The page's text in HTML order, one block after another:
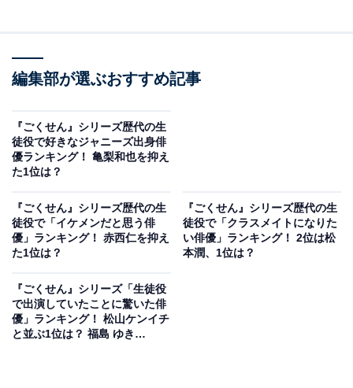
A post shared by 高橋文哉 (@fumiya_0_3_1_2)
2019年放送の『仮面ライダーゼロワン』（テレビ朝日
し、注目を集め続ける俳優の高橋文哉さん。2023年7月7
日から公開の映画『交換ウソ日記』では主演を務め、フ
ァン層の拡大にも期待が寄せられています。
編集部が選ぶおすすめ記事
『ごくせん』シリーズ歴代の生
徒役で好きなジャニーズ出身俳
優ランキング！ 亀梨和也を抑え
た1位は？
『ごくせん』シリーズ歴代の生
徒役で「イケメンだと思う俳
優」ランキング！ 赤西仁を抑え
た1位は？
『ごくせん』シリーズ歴代の生
徒役で「クラスメイトになりた
い俳優」ランキング！ 2位は松
本潤、1位は？
『ごくせん』シリーズ「生徒役
で出演していたことに驚いた俳
優」ランキング！ 松山ケンイチ
と並ぶ1位は？ 福島 ゆき